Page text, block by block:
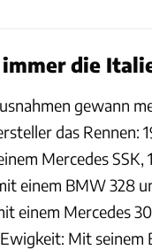
die
gewann
das Rennen:
Mercedes SSK,
einem BMW 328
einem Mercedes
Mit seinem